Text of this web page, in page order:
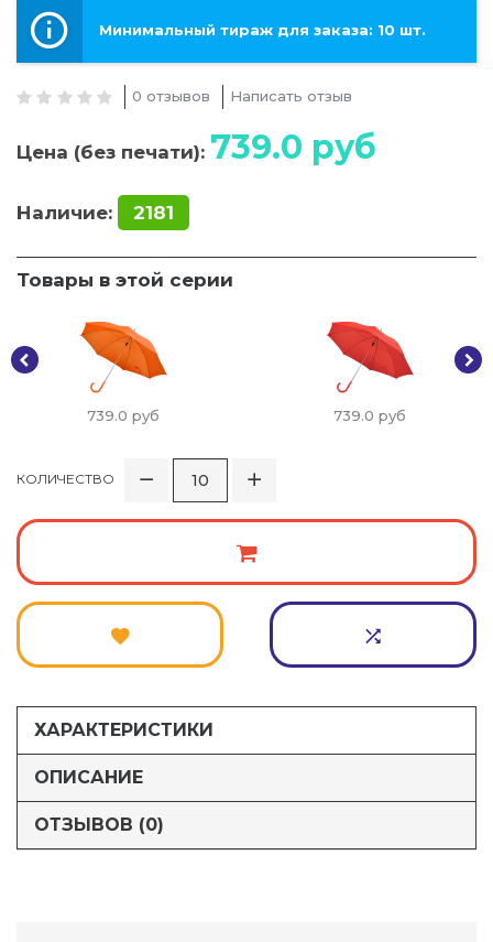
Минимальный тираж для заказа: 10 шт.
0 отзывов Написать отзыв
Цена (без печати): 739.0 руб
Наличие: 2181
Товары в этой серии
739.0 руб 739.0 руб
КОЛИЧЕСТВО
ХАРАКТЕРИСТИКИ
ОПИСАНИЕ
ОТЗЫВОВ (0)